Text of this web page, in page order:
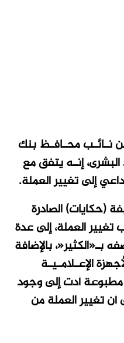
نـائـب محـافـظ بنك
إنـه يتفق مع
إلى تغيير العملة.
(حكايات) الصادرة
تغيير العملة، إلى عدة
بـ«الكثير«، بالإضافة
الإعـلامـيـة
أدت إلى وجود
تغيير العملة من